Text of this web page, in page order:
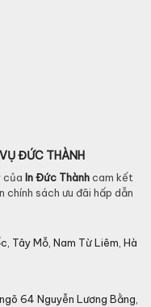
ĐỨC THÀNH
của In Đức Thànhcam kết
chính sách ưu đãi hấp dẫn
Tây Mỗ, Nam Từ Liêm, Hà
64 Nguyễn Lương Bằng,